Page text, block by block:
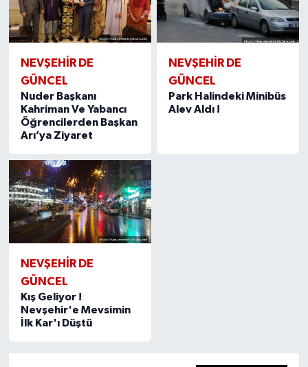
NEVŞEHIR DE
GÜNCEL
Nuder Başkanı
Kahriman Ve Yabancı
Öğrencilerden Başkan
Arı’ya Ziyaret
NEVŞEHIR DE
GÜNCEL
Park Halindeki Minibüs
Alev Aldı !
NEVŞEHIR DE
GÜNCEL
Kış Geliyor !
Nevşehir'e Mevsimin
İlk Kar'ı Düştü